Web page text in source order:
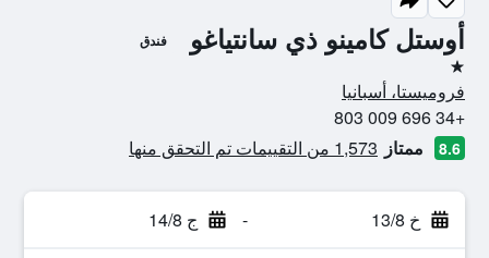
أوستل كامينو ذي سانتياغو فندق
نجمة واحدة
فروميستا، أسبانيا
+34 696 009 803
8.6 ممتاز 1,573 من التقييمات تم التحقق منها
خ 13/8 - ج 14/8